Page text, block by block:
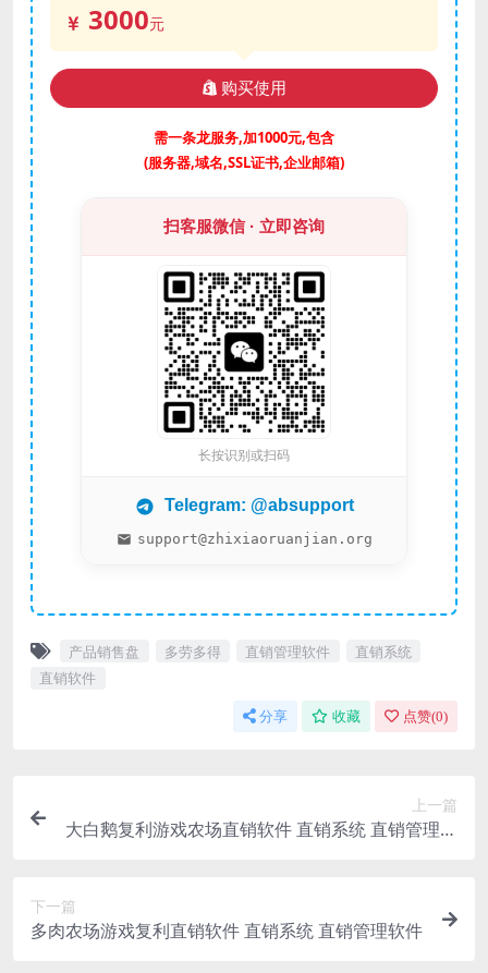
3000元
购买使用
需一条龙服务,加1000元,包含
(服务器,域名,SSL证书,企业邮箱)
扫客服微信 · 立即咨询
长按识别或扫码
Telegram: @absupport
support@zhixiaoruanjian.org
产品销售盘 多劳多得 直销管理软件
直销系统
直销软件
分享 收藏 点赞(0)
上一篇
大白鹅复利游戏农场直销软件 直销系统 直销管理软
下一篇
多肉农场游戏复利直销软件 直销系统 直销管理软件